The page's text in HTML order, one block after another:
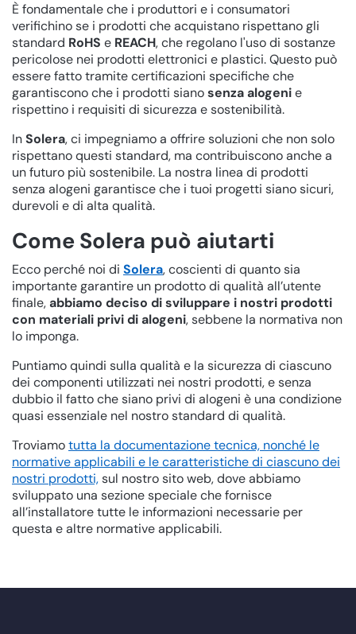
È fondamentale che i produttori e i consumatori
verifichino se i prodotti che acquistano rispettano gli
standard RoHS e REACH, che regolano l'uso di sostanze
pericolose nei prodotti elettronici e plastici. Questo può
essere fatto tramite certificazioni specifiche che
garantiscono che i prodotti sianosenza alogenie
rispettino i requisiti di sicurezza e sostenibilità.
InSolera, ci impegniamo a offrire soluzioni che non solo
rispettano questi standard, ma contribuiscono anche a
un futuro più sostenibile. La nostra linea di prodotti
senza alogeni garantisce che i tuoi progetti siano sicuri,
durevoli e di alta qualità.
Come Solera può aiutarti
Ecco perché noi di Solera, coscienti di quanto sia
importante garantire un prodotto di qualità all’utente
finale,abbiamo deciso di sviluppare i nostri prodotti
con materiali privi di alogeni, sebbene la normativa non
lo imponga.
Puntiamo quindi sulla qualità e la sicurezza di ciascuno
dei componenti utilizzati nei nostri prodotti, e senza
dubbio il fatto che siano privi di alogeni è una condizione
quasi essenziale nel nostro standard di qualità.
Troviamotutta la documentazione tecnica, nonché le
normative applicabili e le caratteristiche di ciascuno dei
nostri prodotti,sul nostro sito web, dove abbiamo
sviluppato una sezione speciale che fornisce
all’installatore tutte le informazioni necessarie per
questa e altre normative applicabili.